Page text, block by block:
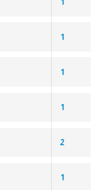
1
1
1
2
1